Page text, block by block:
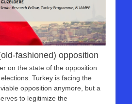
fashioned) opposition
on the state of the opposition
Turkey is facing the
opposition anymore, but a
to legitimize the